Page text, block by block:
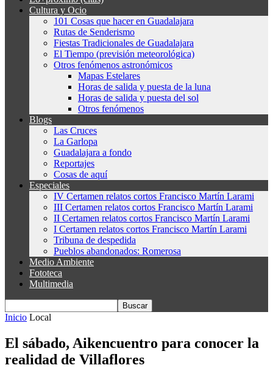
Cultura y Ocio
101 Cosas que hacer en Guadalajara
Rutas de Senderismo
Fiestas Tradicionales de Guadalajara
El Tiempo (previsión meteorológica)
Otros fenómenos astronómicos
Mapas Estelares
Horas de salida y puesta de la luna
Horas de salida y puesta del sol
Otros fenómenos
Blogs
Las Cruces
La Garlopa
Guadalajara a fondo
Reportajes
Cosas de aquí
Especiales
IV Certamen relatos cortos Francisco Martín Larami
III Certamen relatos cortos Francisco Martín Larami
II Certamen relatos cortos Francisco Martín Larami
I Certamen relatos cortos Francisco Martín Larami
Tribuna de despedida
Pueblos abandonados: Romerosa
Medio Ambiente
Fototeca
Multimedia
Inicio Local
El sábado, Aikencuentro para conocer la
realidad de Villaflores